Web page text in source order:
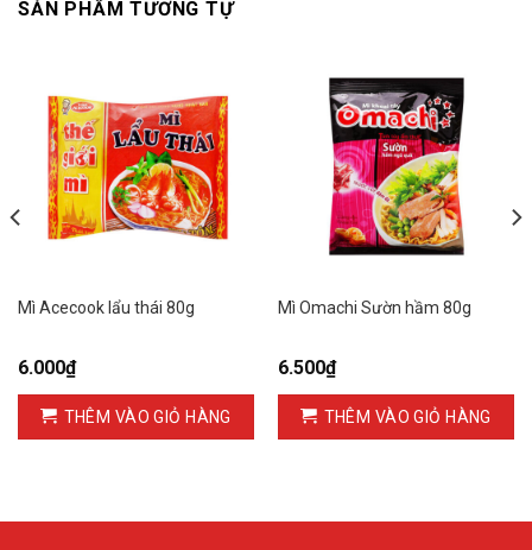
SẢN PHẨM TƯƠNG TỰ
Mì Acecook lẩu thái 80g
6.000₫
THÊM VÀO GIỎ HÀNG
Mì Omachi Sườn hầm 80g
6.500₫
THÊM VÀO GIỎ HÀNG